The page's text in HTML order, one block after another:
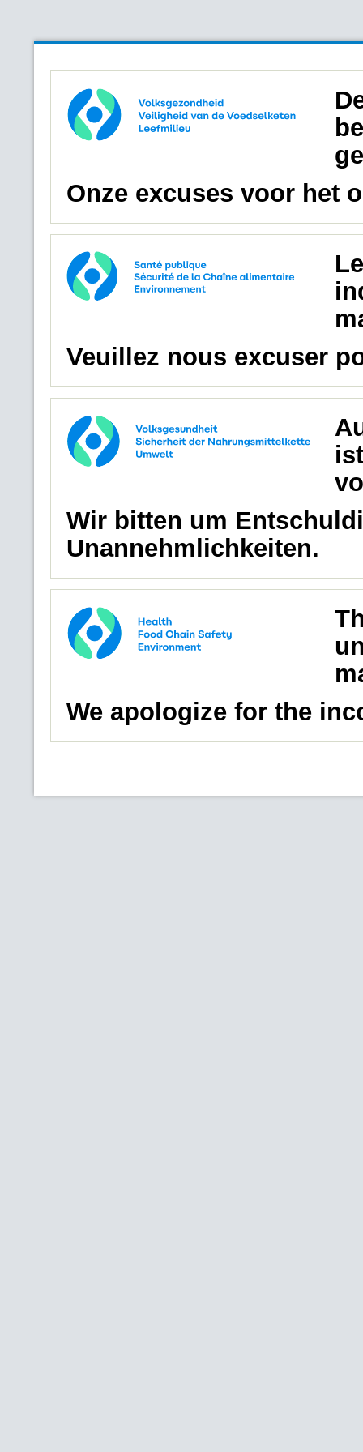
Onze excuses voor het
Veuillez nous excuser
Wir bitten um
Unannehmlichkeiten.
We apologize for the